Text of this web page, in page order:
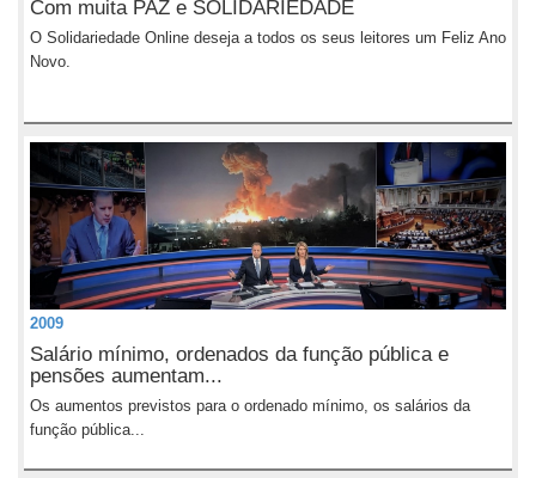
Com muita PAZ e SOLIDARIEDADE
O Solidariedade Online deseja a todos os seus leitores um Feliz Ano
Novo.
2009
Salário mínimo, ordenados da função pública e
pensões aumentam...
Os aumentos previstos para o ordenado mínimo, os salários da
função pública...